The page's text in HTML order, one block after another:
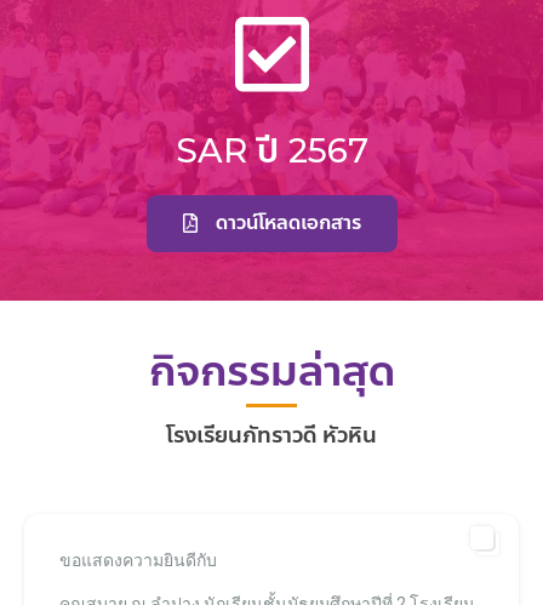
SAR ปี 2567
ดาวน์โหลดเอกสาร
กิจกรรมล่าสุด
โรงเรียนภัทราวดี หัวหิน
ขอแสดงความยินดีกับ